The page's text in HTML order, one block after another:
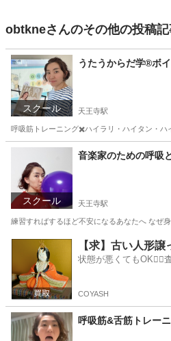
obtkneさんのその他の投稿記
スクール
うたうからだ学®︎ボ
天王寺駅
呼吸筋トレーニング✖️ハイラリ・ハイタン・ハ
大阪 大阪市 天王寺駅 ボーカル
スクール
音楽家のための呼吸
天王寺駅
練習すればするほど不安になるあなたへ なぜ
大阪 大阪市 天王寺駅 音楽
【求】古い人形
状態が悪くてもOK🙆‍♀️
COYASH
呼吸筋&舌筋トレー